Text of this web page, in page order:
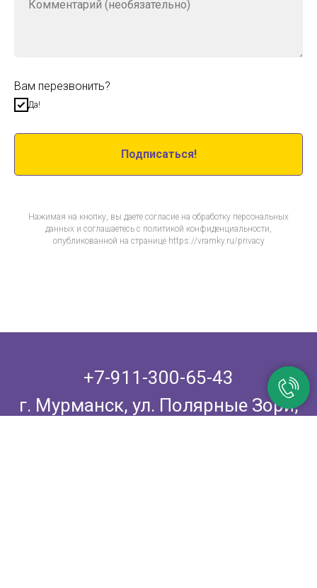
Вам перезвонить?
Да!
Подписаться!
Нажимая на кнопку, вы даете согласие на обработку персональных
данных и соглашаетесь c политикой конфиденциальности,
опубликованной на странице https://vramky.ru/privacy
+7-911-300-65-43
г. Мурманск, ул. Полярные Зори,